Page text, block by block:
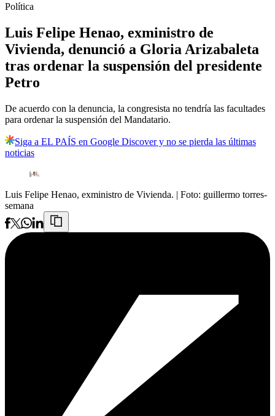
Política
Luis Felipe Henao, exministro de
Vivienda, denunció a Gloria Arizabaleta
tras ordenar la suspensión del presidente
Petro
De acuerdo con la denuncia, la congresista no tendría las facultades
para ordenar la suspensión del Mandatario.
Siga a EL PAÍS en Google Discover y no se pierda las últimas
noticias
Luis Felipe Henao, exministro de Vivienda. | Foto: guillermo torres-
semana